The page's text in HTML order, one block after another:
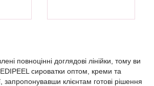
повноцінні доглядові лінійки, тому ви
сироватки оптом, креми та
запропонувавши клієнтам готові рішення